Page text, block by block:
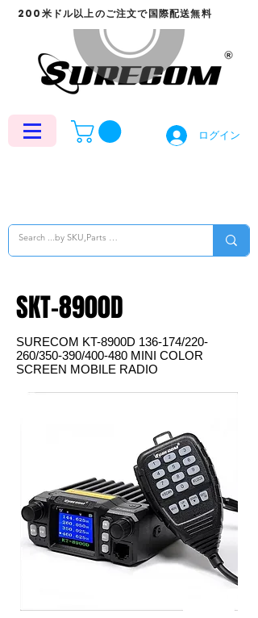
ログイン
200米ドル以上のご注文で国際配送無料
SKT-8900D
SURECOM KT-8900D 136-174/220-
260/350-390/400-480 MINI COLOR
SCREEN MOBILE RADIO